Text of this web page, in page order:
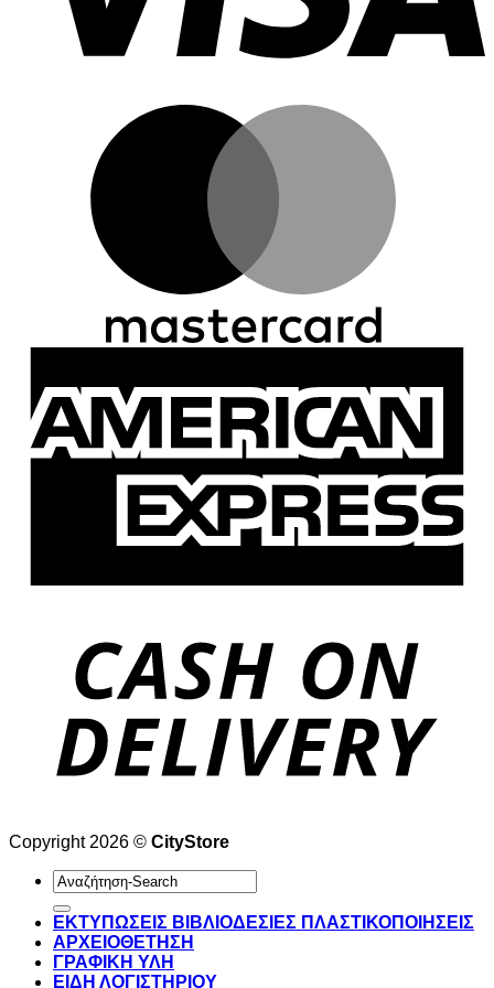
Copyright 2026 © CityStore
Αναζήτηση
για:
ΕΚΤΥΠΩΣΕΙΣ ΒΙΒΛΙΟΔΕΣΙΕΣ ΠΛΑΣΤΙΚΟΠΟΙΗΣΕΙΣ
ΑΡΧΕΙΟΘΕΤΗΣΗ
ΓΡΑΦΙΚΗ ΥΛΗ
ΕΙΔΗ ΛΟΓΙΣΤΗΡΙΟΥ